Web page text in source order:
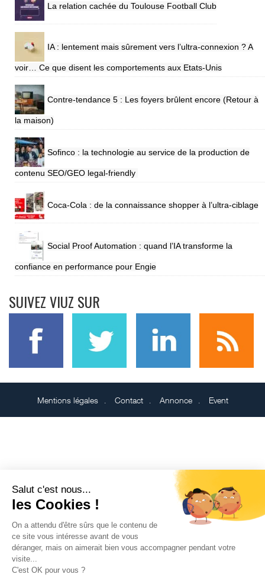
Salut c'est nous...
les Cookies !
On a attendu d'être sûrs que le contenu de
ce site vous intéresse avant de vous
déranger, mais on aimerait bien vous accompagner pendant votre
visite...
C'est OK pour vous ?
La relation cachée du Toulouse Football Club
IA : lentement mais sûrement vers l’ultra-connexion ? A
voir… Ce que disent les comportements aux Etats-Unis
Contre-tendance 5 : Les foyers brûlent encore (Retour à
la maison)
Sofinco : la technologie au service de la production de
contenu SEO/GEO legal-friendly
Coca-Cola : de la connaissance shopper à l’ultra-ciblage
Social Proof Automation : quand l’IA transforme la
confiance en performance pour Engie
SUIVEZ VIUZ SUR
Mentions légales Contact Annonce Event